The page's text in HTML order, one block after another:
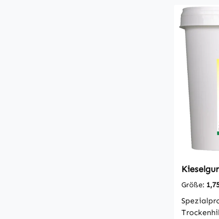
Hunde,
Katzen
1 TL
25-50
Ponys
gekühlt
und
100%
Größe: